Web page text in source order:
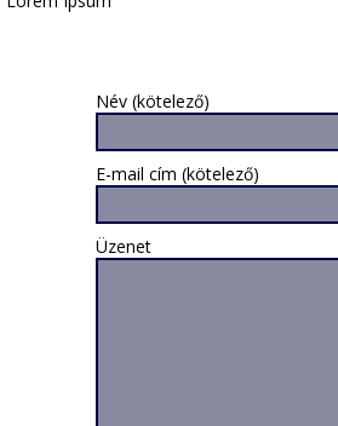
Név (kötelező)
E-mail cím (kötelező)
Üzenet